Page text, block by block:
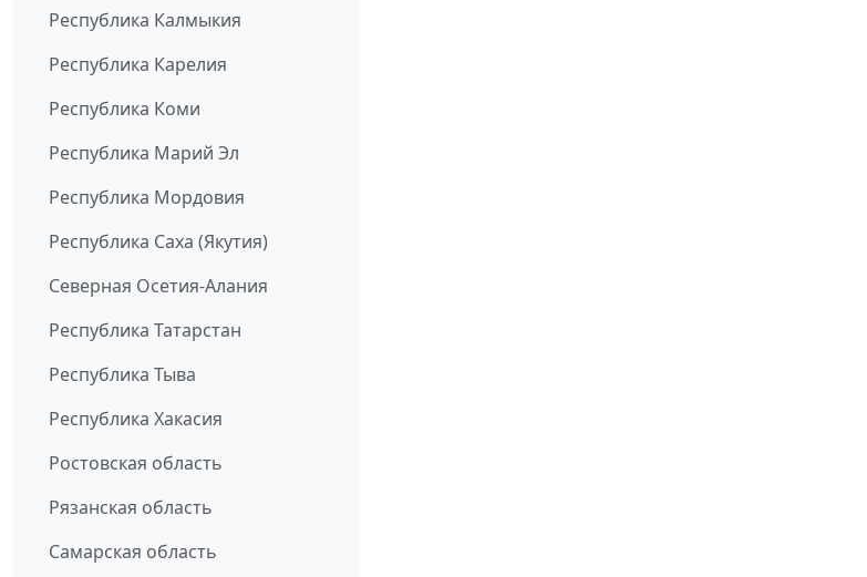
Республика Калмыкия
Республика Карелия
Республика Коми
Республика Марий Эл
Республика Мордовия
Республика Саха (Якутия)
Северная Осетия-Алания
Республика Татарстан
Республика Тыва
Республика Хакасия
Ростовская область
Рязанская область
Самарская область